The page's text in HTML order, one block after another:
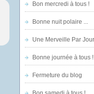
Bon mercredi à tous !
Bonne nuit polaire ...
Une Merveille Par Jour
Bonne journée à tous !
Fermeture du blog